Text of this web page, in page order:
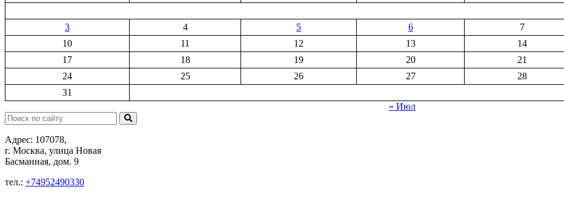
3
4 5 6 7
10
11 12 13 14
17
18 19 20 21
24
25 26 27 28
31
« Июл
Поиск:
Адрес: 107078,
г. Москва, улица Новая
Басманная, дом. 9
тел.: +74952490330